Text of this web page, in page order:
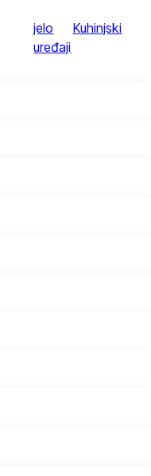
jelo
Kuhinjski
uređaji